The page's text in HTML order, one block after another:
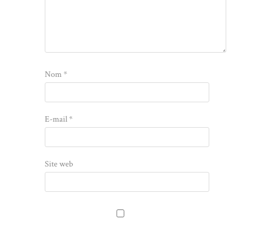
Nom*
E-mail*
Site web